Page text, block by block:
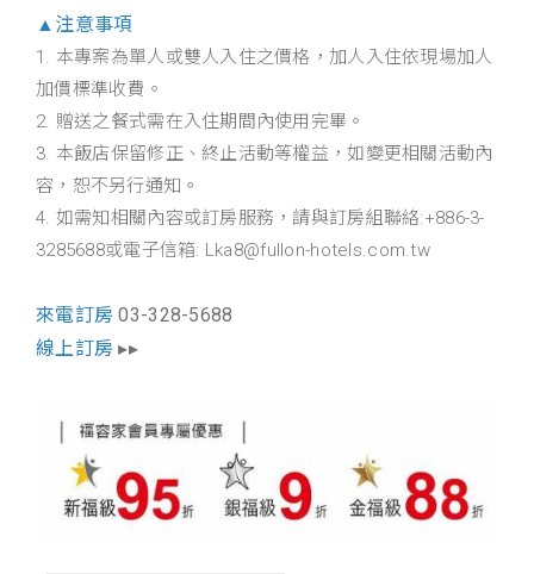
▲注意事項
1. 本專案為單人或雙人入住之價格，加人入住依現場加人
加價標準收費。
2. 贈送之餐式需在入住期間內使用完畢。
3. 本飯店保留修正、終止活動等權益，如變更相關活動內
容，恕不另行通知。
4. 如需知相關內容或訂房服務，請與訂房組聯絡:+886-3-
3285688或電子信箱: Lka8@fullon-hotels.com.tw
來電訂房 03-328-5688
線上訂房 ▸▸